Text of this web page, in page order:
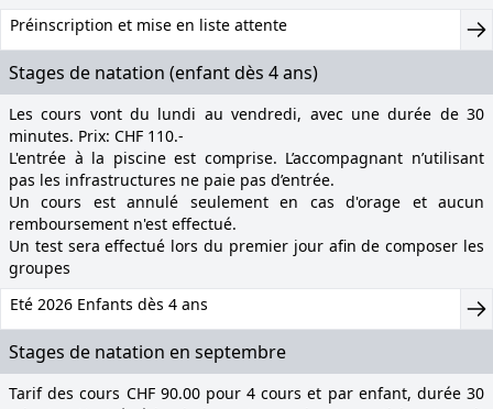
Préinscription et mise en liste attente
Stages de natation (enfant dès 4 ans)
Les cours vont du lundi au vendredi, avec une durée de 30
minutes. Prix: CHF 110.-
L'entrée à la piscine est comprise. L’accompagnant n’utilisant
pas les infrastructures ne paie pas d’entrée.
Un cours est annulé seulement en cas d'orage et aucun
remboursement n'est effectué.
Un test sera effectué lors du premier jour afin de composer les
groupes
Eté 2026 Enfants dès 4 ans
Stages de natation en septembre
Tarif des cours CHF 90.00 pour 4 cours et par enfant, durée 30